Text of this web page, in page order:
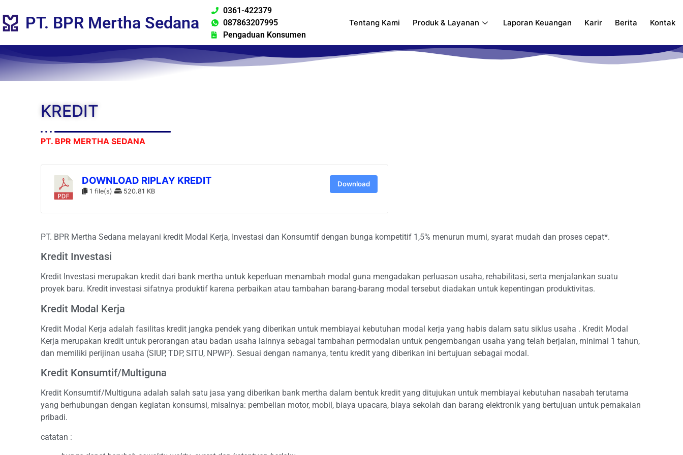
PT. BPR Mertha Sedana
0361-422379
087863207995
Pengaduan Konsumen
Tentang Kami Produk & Layanan Laporan Keuangan Karir Berita Kontak
KREDIT
PT. BPR MERTHA SEDANA
DOWNLOAD RIPLAY KREDIT
1 file(s) 520.81 KB
Download
PT. BPR Mertha Sedana melayani kredit Modal Kerja, Investasi dan Konsumtif dengan bunga kompetitif 1,5% menurun murni, syarat mudah dan proses cepat*.
Kredit Investasi
Kredit Investasi merupakan kredit dari bank mertha untuk keperluan menambah modal guna mengadakan perluasan usaha, rehabilitasi, serta menjalankan suatu
proyek baru. Kredit investasi sifatnya produktif karena perbaikan atau tambahan barang-barang modal tersebut diadakan untuk kepentingan produktivitas.
Kredit Modal Kerja
Kredit Modal Kerja adalah fasilitas kredit jangka pendek yang diberikan untuk membiayai kebutuhan modal kerja yang habis dalam satu siklus usaha . Kredit Modal
Kerja merupakan kredit untuk perorangan atau badan usaha lainnya sebagai tambahan permodalan untuk pengembangan usaha yang telah berjalan, minimal 1 tahun,
dan memiliki perijinan usaha (SIUP, TDP, SITU, NPWP). Sesuai dengan namanya, tentu kredit yang diberikan ini bertujuan sebagai modal.
Kredit Konsumtif/Multiguna
Kredit Konsumtif/Multiguna adalah salah satu jasa yang diberikan bank mertha dalam bentuk kredit yang ditujukan untuk membiayai kebutuhan nasabah terutama
yang berhubungan dengan kegiatan konsumsi, misalnya: pembelian motor, mobil, biaya upacara, biaya sekolah dan barang elektronik yang bertujuan untuk pemakaian
pribadi.
catatan :